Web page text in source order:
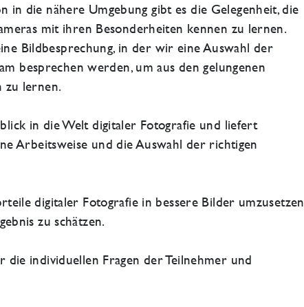
die nähere Umgebung gibt es die Gelegenheit, die
mit ihren Besonderheiten kennen zu lernen.
Bildbesprechung, in der wir eine Auswahl der
besprechen werden, um aus den gelungenen
zu lernen.
in die Welt digitaler Fotografie und liefert
Arbeitsweise und die Auswahl der richtigen
digitaler Fotografie in bessere Bilder umzusetzen
zu schätzen.
individuellen Fragen der Teilnehmer und